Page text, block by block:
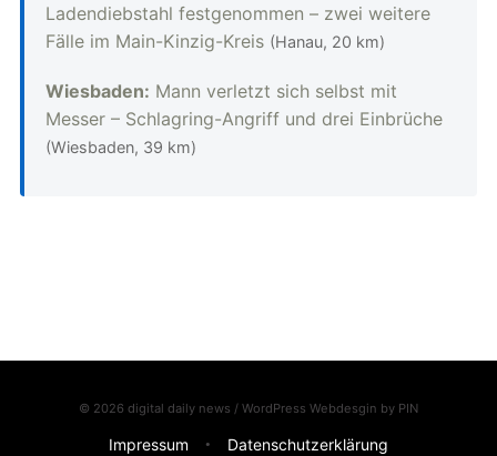
Ladendiebstahl festgenommen – zwei weitere
Fälle im Main-Kinzig-Kreis (Hanau, 20 km)
Wiesbaden: Mann verletzt sich selbst mit
Messer – Schlagring-Angriff und drei Einbrüche
(Wiesbaden, 39 km)
© 2026 digital daily news / WordPress Webdesgin by PIN
Impressum
Datenschutzerklärung